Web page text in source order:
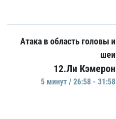
Атака в область головы и
шеи
12.Ли Кэмерон
5 минут / 26:58 - 31:58